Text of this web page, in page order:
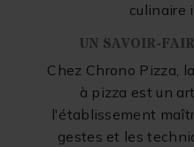
culinaire
UN SAVOIR-
Chez Chrono Pizza,
à pizza est un
l'établissement
gestes et les